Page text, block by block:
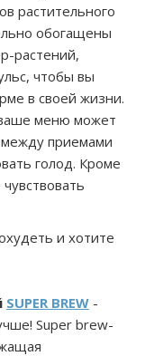
растительного
обогащены
растений,
чтобы вы
в своей жизни.
меню может
приемами
голод. Кроме
и хотите
SUPER BREW -
Super brew-